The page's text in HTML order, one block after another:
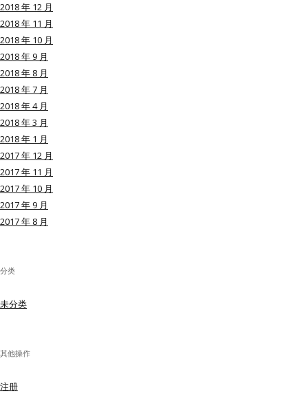
用户名或Email
密码
记住我的登录状态
2018 年 12 月
2018 年 11 月
2018 年 10 月
2018 年 9 月
2018 年 8 月
2018 年 7 月
2018 年 4 月
2018 年 3 月
2018 年 1 月
2017 年 12 月
2017 年 11 月
2017 年 10 月
2017 年 9 月
2017 年 8 月
分类
未分类
其他操作
注册